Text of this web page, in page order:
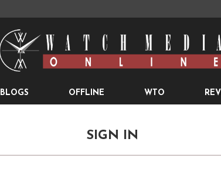
BLOGS OFFLINE WTO
SIGN IN